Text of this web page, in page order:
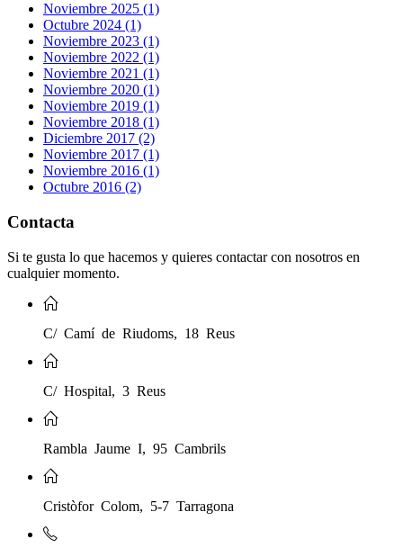
Noviembre 2025 (1)
Octubre 2024 (1)
Noviembre 2023 (1)
Noviembre 2022 (1)
Noviembre 2021 (1)
Noviembre 2020 (1)
Noviembre 2019 (1)
Noviembre 2018 (1)
Diciembre 2017 (2)
Noviembre 2017 (1)
Noviembre 2016 (1)
Octubre 2016 (2)
Contacta
Si te gusta lo que hacemos y quieres contactar con nosotros en
cualquier momento.
C/ Camí de Riudoms, 18 Reus
C/ Hospital, 3 Reus
Rambla Jaume I, 95 Cambrils
Cristòfor Colom, 5-7 Tarragona